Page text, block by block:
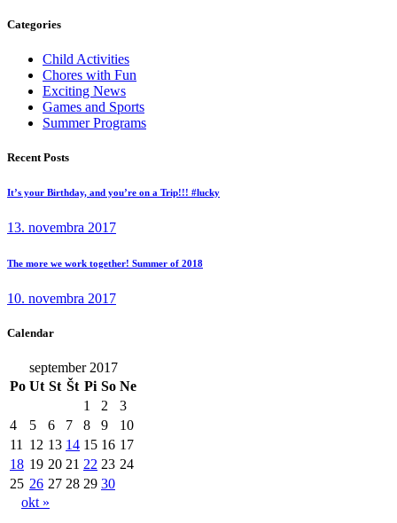
Categories
Child Activities
Chores with Fun
Exciting News
Games and Sports
Summer Programs
Recent Posts
It’s your Birthday, and you’re on a Trip!!! #lucky
13. novembra 2017
The more we work together! Summer of 2018
10. novembra 2017
Calendar
september 2017
Po Ut St Št Pi So Ne
1
2
3
4
5 6 7 8 9
10
11
12 13 14 15 16 17
18 19 20 21 22 23 24
25 26 27 28 29 30
okt »